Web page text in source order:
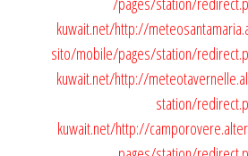
kuwait.net/http://
sito/mobile/pages/station/
kuwait.net/http://
station/
kuwait.net/http://